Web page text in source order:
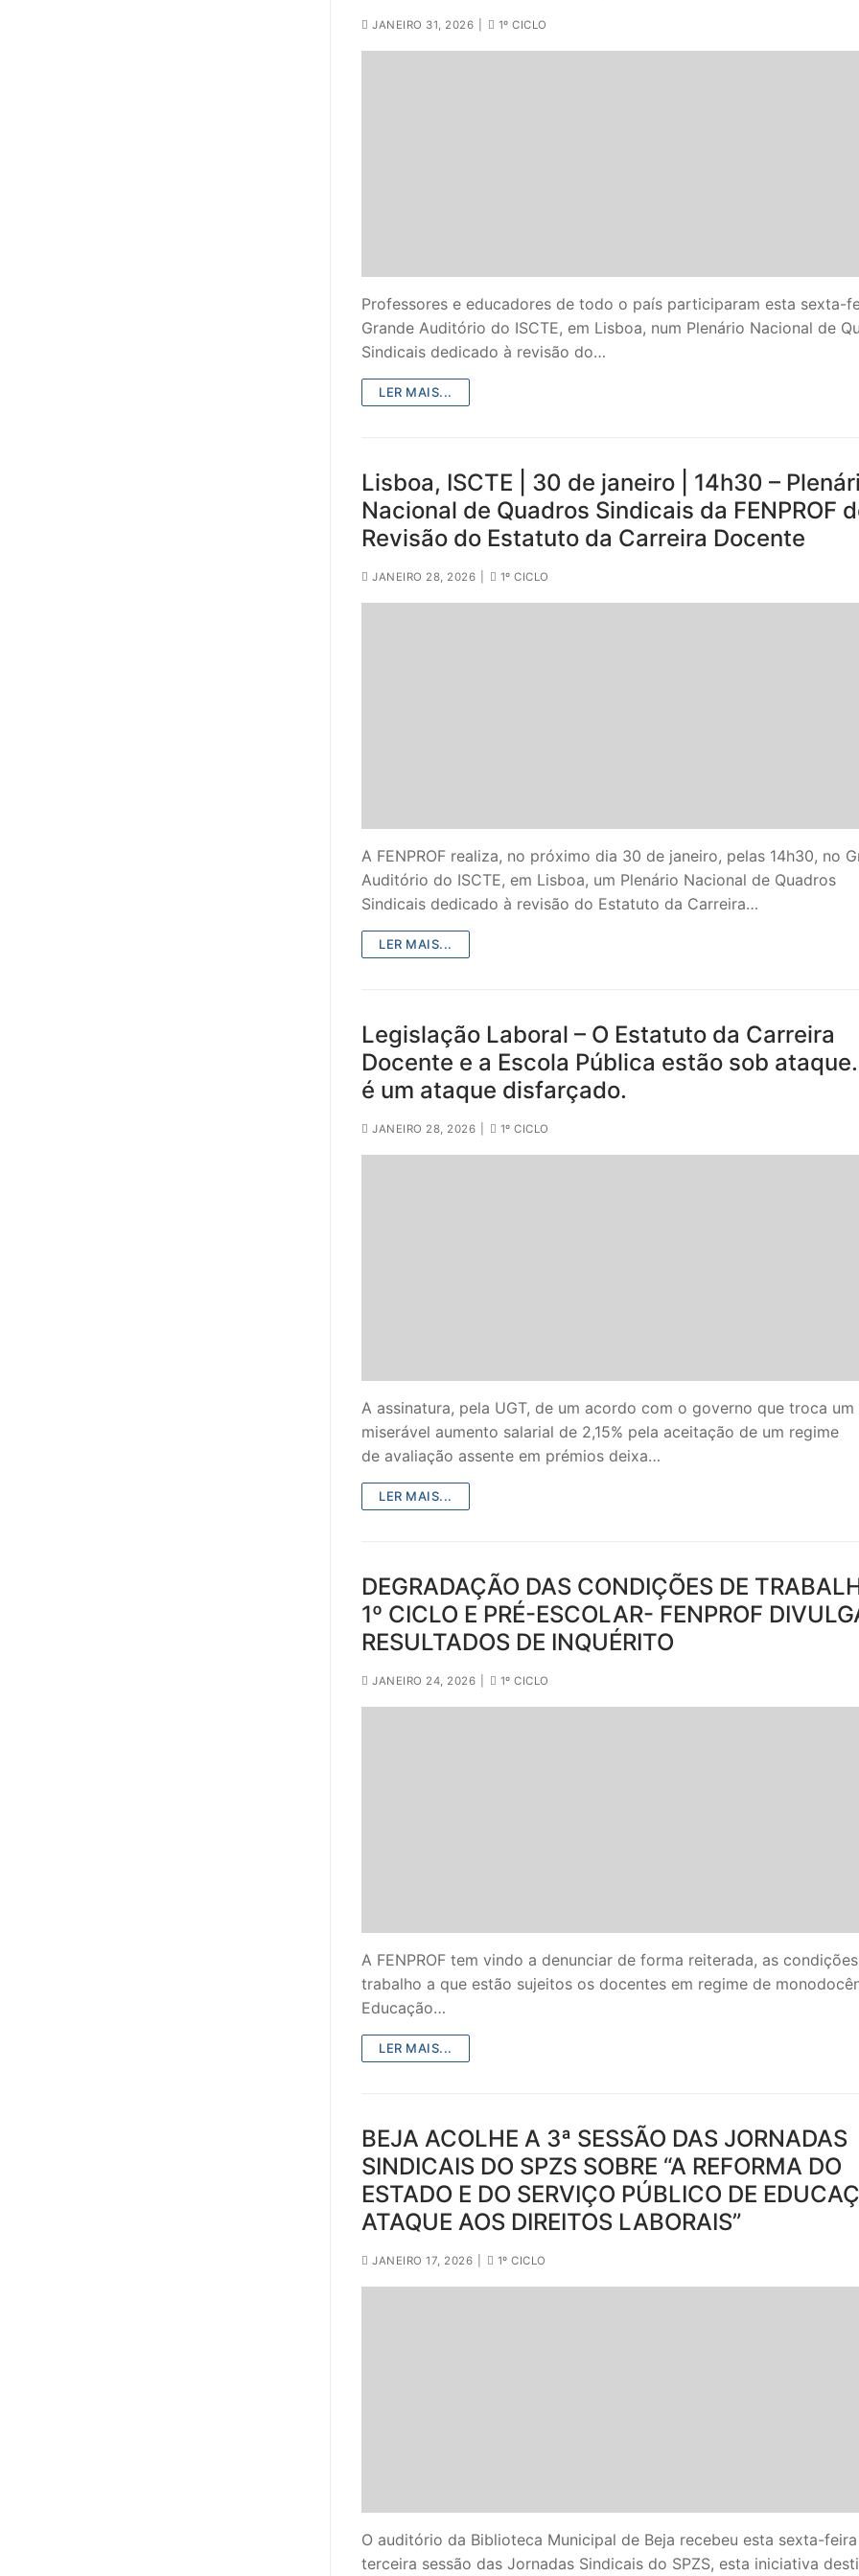
PROFESSORES CONTRATADOS
JANEIRO 31, 2026 1º CICLO
Professores e educadores de todo o país participaram esta sexta-
Grande Auditório do ISCTE, em Lisboa, num Plenário Nacional de
Sindicais dedicado à revisão do…
LER MAIS...
Lisboa, ISCTE | 30 de janeiro | 14h30 –
Nacional de Quadros Sindicais da FENPROF
Revisão do Estatuto da Carreira Docente
JANEIRO 28, 2026 1º CICLO
A FENPROF realiza, no próximo dia 30 de janeiro, pelas 14h30, no
Auditório do ISCTE, em Lisboa, um Plenário Nacional de Quadros
Sindicais dedicado à revisão do Estatuto da Carreira…
LER MAIS...
Legislação Laboral – O Estatuto da Carreira
Docente e a Escola Pública estão sob
é um ataque disfarçado.
JANEIRO 28, 2026 1º CICLO
A assinatura, pela UGT, de um acordo com o governo que troca um
miserável aumento salarial de 2,15% pela aceitação de um regime
de avaliação assente em prémios deixa…
LER MAIS...
DEGRADAÇÃO DAS CONDIÇÕES DE
1º CICLO E PRÉ-ESCOLAR- FENPROF
RESULTADOS DE INQUÉRITO
JANEIRO 24, 2026 1º CICLO
A FENPROF tem vindo a denunciar de forma reiterada, as
trabalho a que estão sujeitos os docentes em regime de
Educação…
LER MAIS...
BEJA ACOLHE A 3ª SESSÃO DAS JORNADAS
SINDICAIS DO SPZS SOBRE “A REFORMA DO
ESTADO E DO SERVIÇO PÚBLICO DE
ATAQUE AOS DIREITOS LABORAIS”
JANEIRO 17, 2026 1º CICLO
O auditório da Biblioteca Municipal de Beja recebeu esta sexta-
terceira sessão das Jornadas Sindicais do SPZS, esta iniciativa